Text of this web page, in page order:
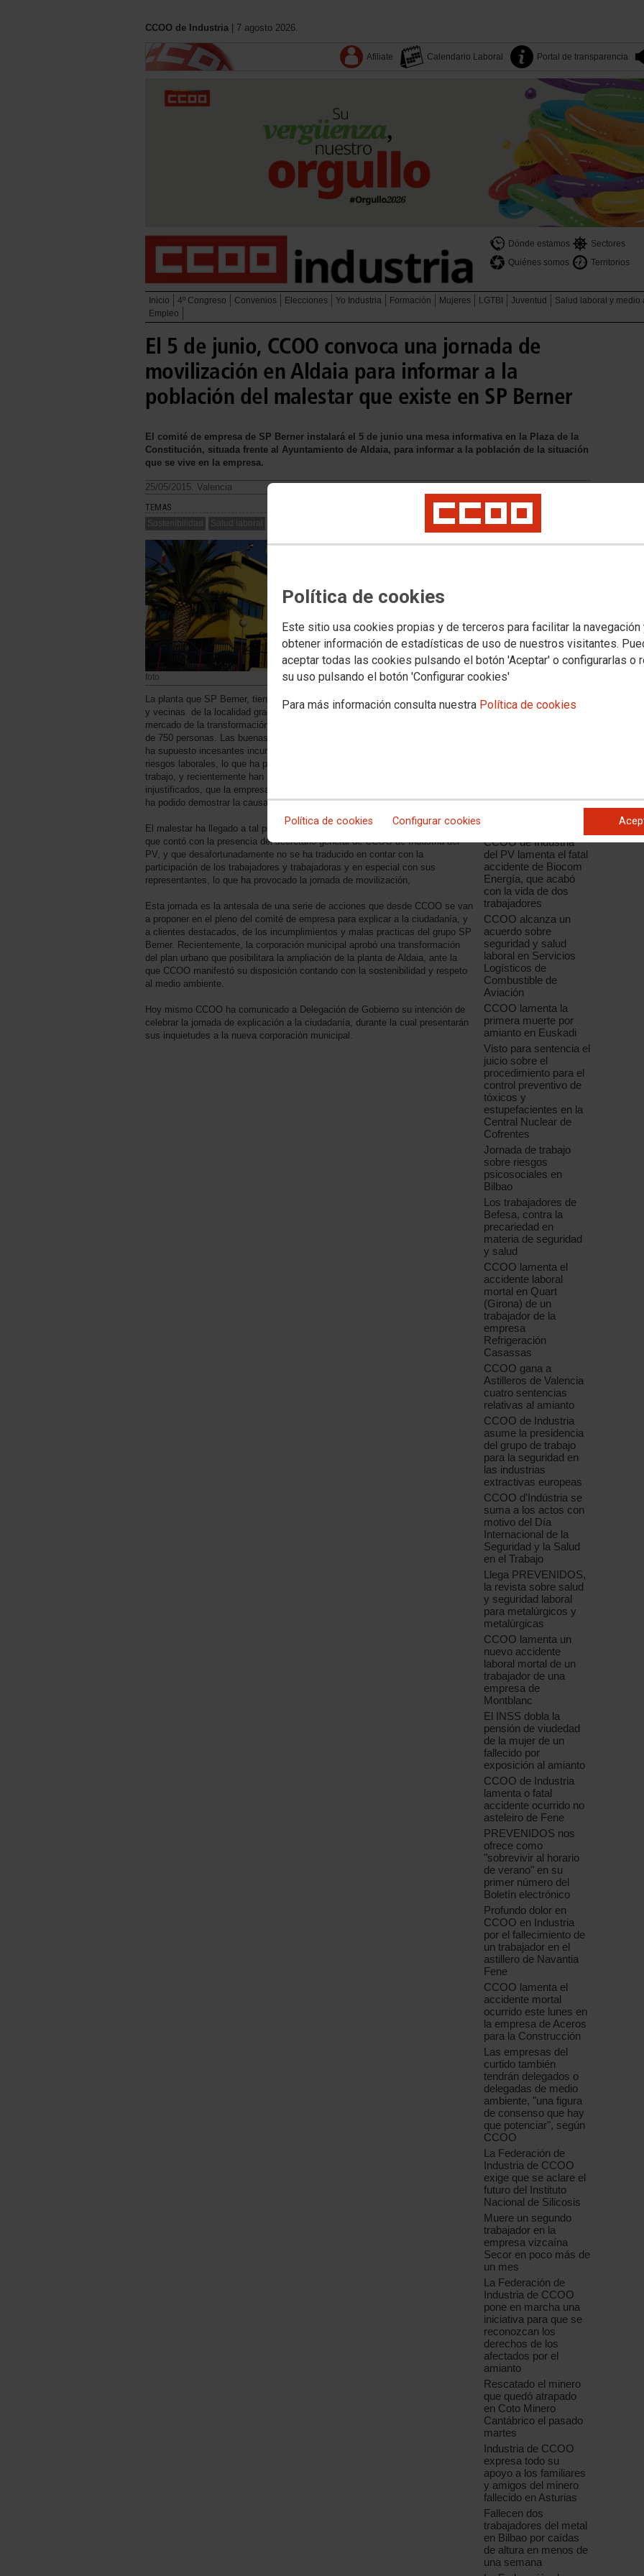
Política de cookies
Este sitio usa cookies propias y de terceros para facilitar la navegación
obtener información de estadísticas de uso de nuestros visitantes.
aceptar todas las cookies pulsando el botón 'Aceptar' o configurarlas o
su uso pulsando el botón 'Configurar cookies'
Para más información consulta nuestra Política de cookies
Política de cookies Configurar cookies
CCOO de Industria | 7 agosto 2026.
Afiliate Calendario Laboral Portal de transparencia
Dónde estamos Sectores
Quiénes somos
Territorios
Inicio 4º Congreso Convenios Elecciones Yo Industria Formación Mujeres LGTBI Juventud Salud laboral y medio
Empleo
El 5 de junio, CCOO convoca una jornada de
movilización en Aldaia para informar a la
población del malestar que existe en SP Berner
El comité de empresa de SP Berner instalará el 5 de junio una mesa informativa en la Plaza de la
Constitución, situada frente al Ayuntamiento de Aldaia, para informar a la población de la situación
que se vive en la empresa.
25/05/2015. Valencia
TEMAS
Sostenibilidad Salud laboral
foto
La planta que SP Berner, tiene en Aldaia da empleo a gran cantidad de vecinos
y vecinas de la localidad gracias a la excelente posición que tiene en el
mercado de la transformación de plásticos, ocupando en la actualidad a mas
de 750 personas. Las buenas expectativas, en relación a la carga de trabajo
ha supuesto incesantes incumplimientos relacionados con la prevención de
riesgos laborales, lo que ha provocado multitud de visitas de la inspección de
trabajo, y recientemente han acumulado demandas por los despidos
injustificados, que la empresa ha reconocido de forma improcedente ya que no
ha podido demostrar la causa que los ha originado.
El malestar ha llegado a tal punto, que hace unas semanas hubo una reunión
que contó con la presencia del secretario general de CCOO de Industria del
PV, y que desafortunadamente no se ha traducido en contar con la
participación de los trabajadores y trabajadoras y en especial con sus
representantes, lo que ha provocado la jornada de movilización,
Esta jornada es la antesala de una serie de acciones que desde CCOO se van
a proponer en el pleno del comité de empresa para explicar a la ciudadanía, y
a clientes destacados, de los incumplimientos y malas practicas del grupo SP
Berner. Recientemente, la corporación municipal aprobó una transformación
del plan urbano que posibilitara la ampliación de la planta de Aldaia, ante la
que CCOO manifestó su disposición contando con la sostenibilidad y respeto
al medio ambiente.
Hoy mismo CCOO ha comunicado a Delegación de Gobierno su intención de
celebrar la jornada de explicación a la ciudadanía, durante la cual presentarán
sus inquietudes a la nueva corporación municipal.
un trabajador en una
CCOO de Industria
del PV lamenta el fatal
accidente de Biocom
Energía, que acabó
con la vida de dos
trabajadores
CCOO alcanza un
acuerdo sobre
seguridad y salud
laboral en Servicios
Logísticos de
Combustible de
Aviación
CCOO lamenta la
primera muerte por
amianto en Euskadi
Visto para sentencia el
juicio sobre el
procedimiento para el
control preventivo de
tóxicos y
estupefacientes en la
Central Nuclear de
Cofrentes
Jornada de trabajo
sobre riesgos
psicosociales en
Bilbao
Los trabajadores de
Befesa, contra la
precariedad en
materia de seguridad
y salud
CCOO lamenta el
accidente laboral
mortal en Quart
(Girona) de un
trabajador de la
empresa
Refrigeración
Casassas
CCOO gana a
Astilleros de Valencia
cuatro sentencias
relativas al amianto
CCOO de Industria
asume la presidencia
del grupo de trabajo
para la seguridad en
las industrias
extractivas europeas
CCOO d'Indústria se
suma a los actos con
motivo del Día
Internacional de la
Seguridad y la Salud
en el Trabajo
Llega PREVENIDOS,
la revista sobre salud
y seguridad laboral
para metalúrgicos y
metalúrgicas
CCOO lamenta un
nuevo accidente
laboral mortal de un
trabajador de una
empresa de
Montblanc
El INSS dobla la
pensión de viudedad
de la mujer de un
fallecido por
exposición al amianto
CCOO de Industria
lamenta o fatal
accidente ocurrido no
asteleiro de Fene
PREVENIDOS nos
ofrece como
"sobrevivir al horario
de verano" en su
primer número del
Boletín electrónico
Profundo dolor en
CCOO en Industria
por el fallecimiento de
un trabajador en el
astillero de Navantia
Fene
CCOO lamenta el
accidente mortal
ocurrido este lunes en
la empresa de Aceros
para la Construcción
Las empresas del
curtido también
tendrán delegados o
delegadas de medio
ambiente, "una figura
de consenso que hay
que potenciar", según
CCOO
La Federación de
Industria de CCOO
exige que se aclare el
futuro del Instituto
Nacional de Silicosis
Muere un segundo
trabajador en la
empresa vizcaína
Secor en poco más de
un mes
La Federación de
Industria de CCOO
pone en marcha una
iniciativa para que se
reconozcan los
derechos de los
afectados por el
amianto
Rescatado el minero
que quedó atrapado
en Coto Minero
Cantábrico el pasado
martes
Industria de CCOO
expresa todo su
apoyo a los familiares
y amigos del minero
fallecido en Asturias
Fallecen dos
trabajadores del metal
en Bilbao por caídas
de altura en menos de
una semana